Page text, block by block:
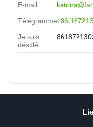
E-mail:
Télégramme:+86
Je suis
désolé.: